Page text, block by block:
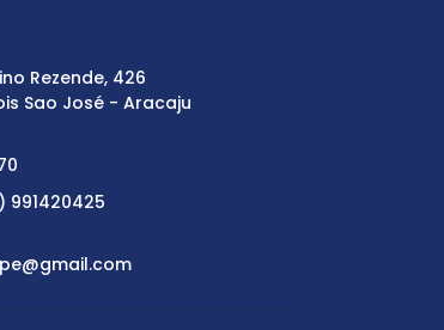
Rezende, 426
Sao José - Aracaju
991420425